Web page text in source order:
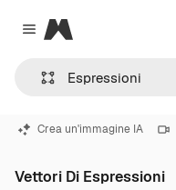
Close menu
Magnific
Crea un'immagine IA
Vettori Di Espressioni